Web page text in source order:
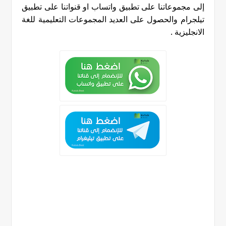
إلى مجموعاتنا على تطبيق واتساب او قنواتنا على تطبيق
تيلجرام والحصول على العديد المجموعات التعليمية للغة
الانجليزية .